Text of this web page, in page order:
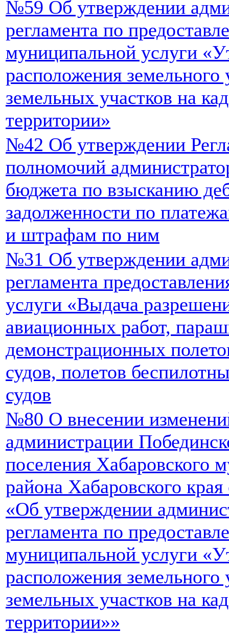
№59 Об утверждении
регламента по
муниципальной услуги
расположения земельного
земельных участков на
территории»
№42 Об утверждении
полномочий
бюджета по взысканию
задолженности по
и штрафам по ним
№31 Об утверждении
регламента
услуги «Выдача
авиационных работ,
демонстрационных
судов, полетов
судов
№80 О внесении
администрации
поселения Хабаровского
района Хабаровского
«Об утверждении
регламента по
муниципальной услуги
расположения земельного
земельных участков на
территории»»